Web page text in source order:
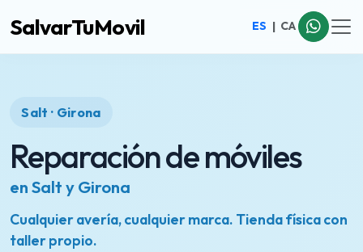
SalvarTuMovil ES | CA
Salt · Girona
Reparación de móviles
en Salt y Girona
Cualquier avería, cualquier marca. Tienda física con
taller propio.